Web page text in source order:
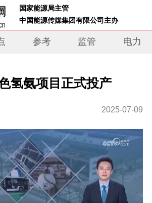
国家能源局主管
中国能源传媒集团有限公司主办
参考 监管 电力
氢氨项目正式投产
2025-07-09